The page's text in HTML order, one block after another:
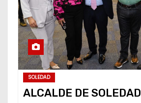
SOLEDAD
ALCALDE DE SOLEDAD